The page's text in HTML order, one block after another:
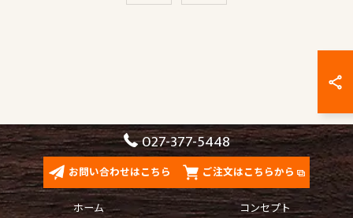
027-377-5448
お問い合わせはこちら ご注文はこちらから
ホーム コンセプト